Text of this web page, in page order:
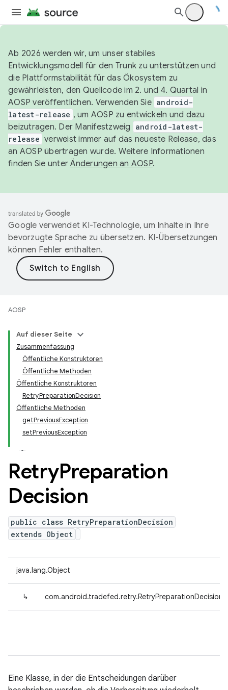
Ab 2026 werden wir, um unser stabiles
Entwicklungsmodell für den Trunk zu unterstützen und
die Plattformstabilität für das Ökosystem zu
gewährleisten, den Quellcode im 2. und 4. Quartal in
AOSP veröffentlichen. Verwenden Sie android-
latest-release , um AOSP zu entwickeln und dazu
beizutragen. Der Manifestzweig
android-latest-
release verweist immer auf das neueste Release, das
an AOSP übertragen wurde. Weitere Informationen
finden Sie unterÄnderungen an AOSP.
Google verwendet KI-Technologie, um Inhalte in Ihre
bevorzugte Sprache zu übersetzen. KI-Übersetzungen
können Fehler enthalten.
AOSP
Auf dieser Seite
Zusammenfassung
Öffentliche Konstruktoren
Öffentliche Methoden
Öffentliche Konstruktoren
RetryPreparationDecision
Öffentliche Methoden
getPreviousException
setPreviousException
RetryPreparation
Decision
public class RetryPreparationDecision
extends Object
java.lang.Object
↳ com.android.tradefed.retry.RetryPreparationDecision
Eine Klasse, in der die Entscheidungen darüber